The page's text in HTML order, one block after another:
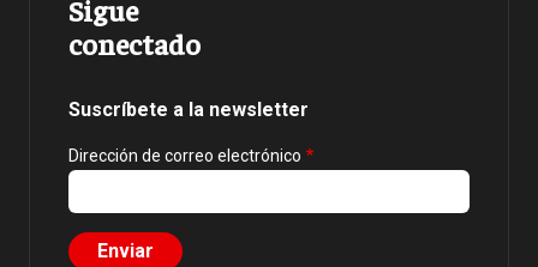
Sigue
conectado
Suscríbete a la newsletter
Dirección de correo electrónico